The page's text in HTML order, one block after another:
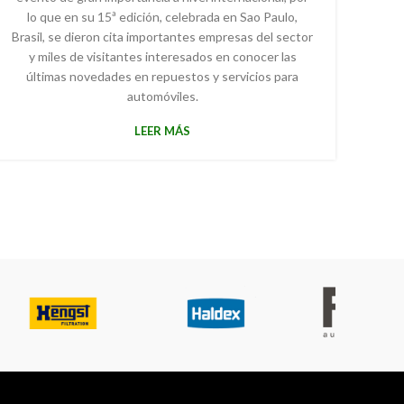
lo que en su 15ª edición, celebrada en Sao Paulo,
Brasil, se dieron cita importantes empresas del sector
y miles de visitantes interesados en conocer las
últimas novedades en repuestos y servicios para
automóviles.
LEER MÁS